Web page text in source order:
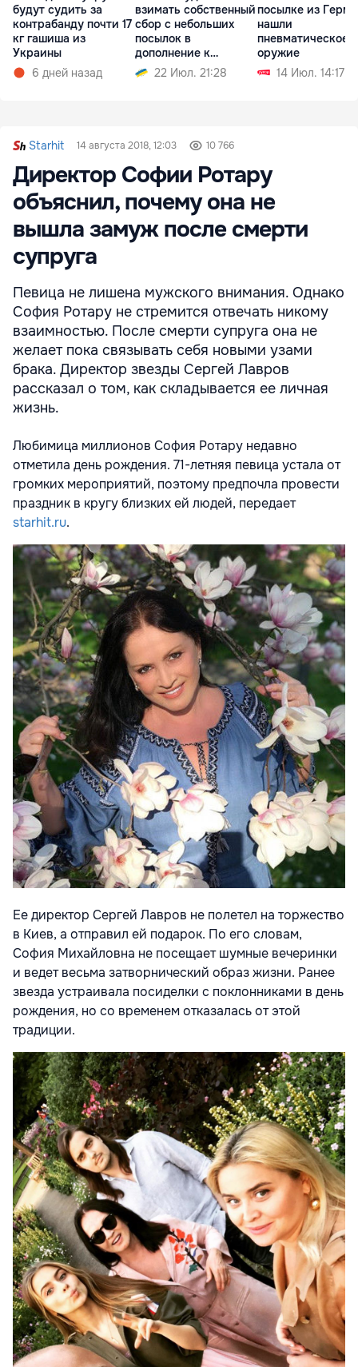
будут судить за
контрабанду почти 17
кг гашиша из
Украины
6 дней назад
взимать собственный
сбор с небольших
посылок в
дополнение к
пошлине ЕС
22 Июл. 21:28
посылке из
нашли
пневматическое
оружие
14 Июл. 14:17
Starhit 14 августа 2018, 12:03 10 766
Директор Софии Ротару
объяснил, почему она не
вышла замуж после смерти
супруга
Певица не лишена мужского внимания. Однако
София Ротару не стремится отвечать никому
взаимностью. После смерти супруга она не
желает пока связывать себя новыми узами
брака. Директор звезды Сергей Лавров
рассказал о том, как складывается ее личная
жизнь.
Любимица миллионов София Ротару недавно
отметила день рождения. 71-летняя певица устала от
громких мероприятий, поэтому предпочла провести
праздник в кругу близких ей людей, передает
starhit.ru.
Ее директор Сергей Лавров не полетел на торжество
в Киев, а отправил ей подарок. По его словам,
София Михайловна не посещает шумные вечеринки
и ведет весьма затворнический образ жизни. Ранее
звезда устраивала посиделки с поклонниками в день
рождения, но со временем отказалась от этой
традиции.